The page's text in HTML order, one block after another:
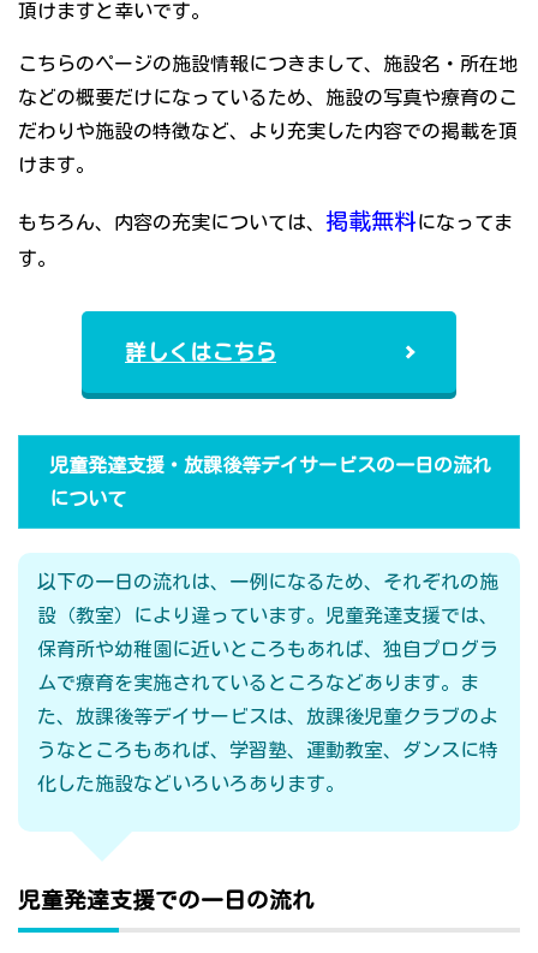
頂けますと幸いです。
こちらのページの施設情報につきまして、施設名・所在地
などの概要だけになっているため、施設の写真や療育のこ
だわりや施設の特徴など、より充実した内容での掲載を頂
けます。
もちろん、内容の充実については、 掲載無料になってま
す。
詳しくはこちら
児童発達支援・放課後等デイサービスの一日の流れ
について
以下の一日の流れは、一例になるため、それぞれの施
設（教室）により違っています。児童発達支援では、
保育所や幼稚園に近いところもあれば、独自プログラ
ムで療育を実施されているところなどあります。ま
た、放課後等デイサービスは、放課後児童クラブのよ
うなところもあれば、学習塾、運動教室、ダンスに特
化した施設などいろいろあります。
児童発達支援での一日の流れ